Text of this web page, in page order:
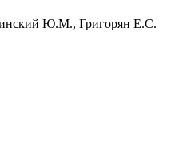
Ю.М., Григорян Е.С.